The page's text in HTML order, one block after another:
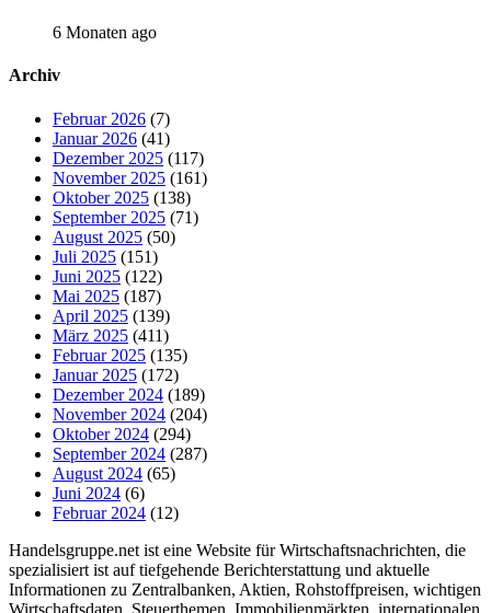
6 Monaten ago
Archiv
Februar 2026 (7)
Januar 2026 (41)
Dezember 2025 (117)
November 2025 (161)
Oktober 2025 (138)
September 2025 (71)
August 2025 (50)
Juli 2025 (151)
Juni 2025 (122)
Mai 2025 (187)
April 2025 (139)
März 2025 (411)
Februar 2025 (135)
Januar 2025 (172)
Dezember 2024 (189)
November 2024 (204)
Oktober 2024 (294)
September 2024 (287)
August 2024 (65)
Juni 2024 (6)
Februar 2024 (12)
Handelsgruppe.net ist eine Website für Wirtschaftsnachrichten, die
spezialisiert ist auf tiefgehende Berichterstattung und aktuelle
Informationen zu Zentralbanken, Aktien, Rohstoffpreisen, wichtigen
Wirtschaftsdaten, Steuerthemen, Immobilienmärkten, internationalen